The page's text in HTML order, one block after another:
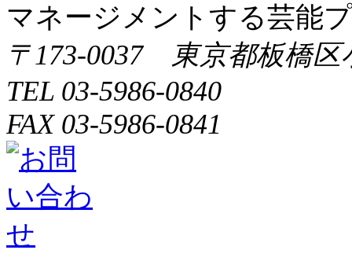
マネージメントする芸能
〒173-0037 東京都板橋区
TEL 03-5986-0840
FAX 03-5986-0841